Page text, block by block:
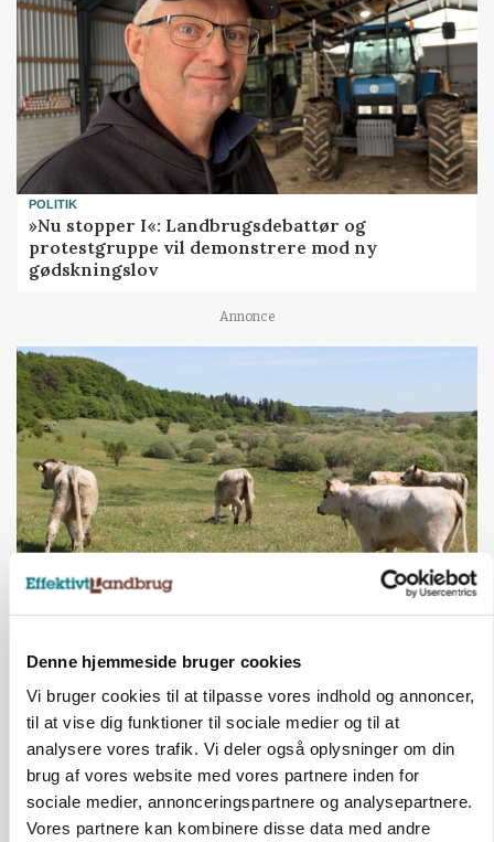
Denne hjemmeside bruger cookies
Vi bruger cookies til at tilpasse vores indhold og annoncer,
til at vise dig funktioner til sociale medier og til at
analysere vores trafik. Vi deler også oplysninger om din
brug af vores website med vores partnere inden for
sociale medier, annonceringspartnere og analysepartnere.
Vores partnere kan kombinere disse data med andre
POLITIK
»Nu stopper I«: Landbrugsdebattør og
protestgruppe vil demonstrere mod ny
gødskningslov
Annonce
KVÆG
PLANTER
Før såmaskinen kører: Her er efterårets største
skadedyrsrisici
Annonce